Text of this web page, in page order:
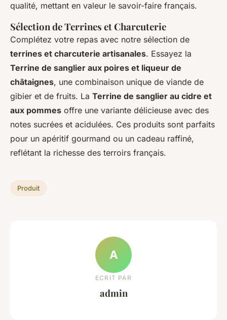
qualité, mettant en valeur le savoir-faire français.
Sélection de Terrines et Charcuterie
Complétez votre repas avec notre sélection de
terrines et charcuterie artisanales. Essayez la
Terrine de sanglier aux poires et liqueur de
châtaignes, une combinaison unique de viande de
gibier et de fruits. La Terrine de sanglier au cidre et
aux pommes offre une variante délicieuse avec des
notes sucrées et acidulées. Ces produits sont parfaits
pour un apéritif gourmand ou un cadeau raffiné,
reflétant la richesse des terroirs français.
Produit
A
ECRIT PAR
admin